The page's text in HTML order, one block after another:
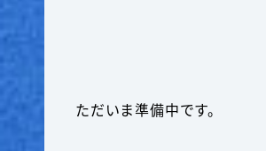
ただいま準備中です。